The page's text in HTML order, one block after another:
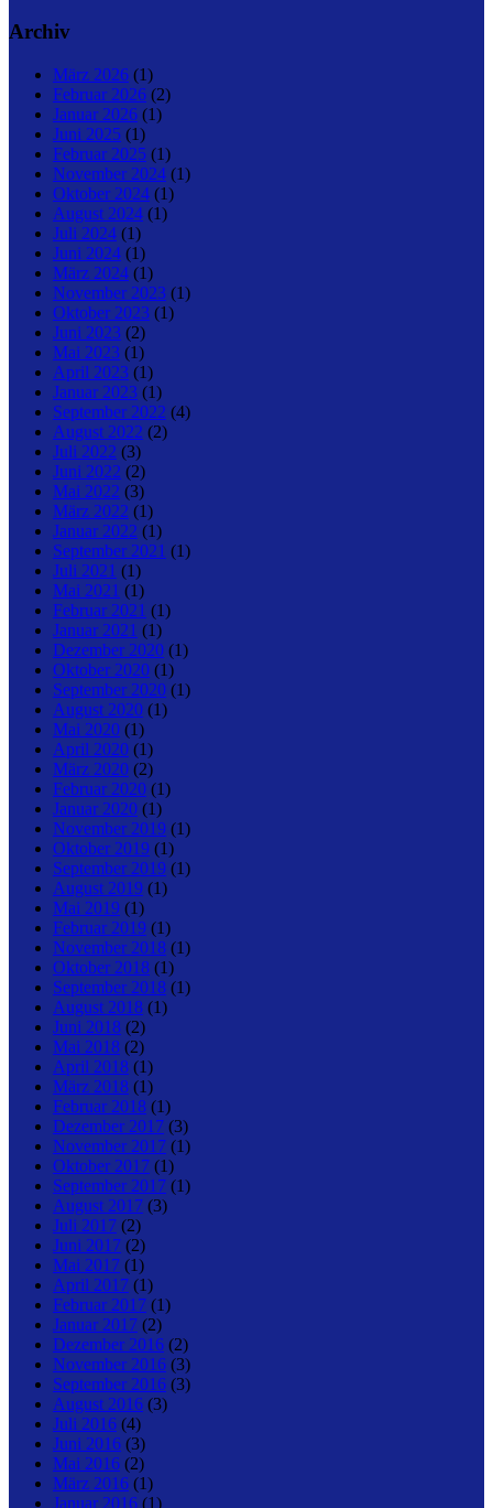
Archiv
März 2026 (1)
Februar 2026 (2)
Januar 2026 (1)
Juni 2025 (1)
Februar 2025 (1)
November 2024 (1)
Oktober 2024 (1)
August 2024 (1)
Juli 2024 (1)
Juni 2024 (1)
März 2024 (1)
November 2023 (1)
Oktober 2023 (1)
Juni 2023 (2)
Mai 2023 (1)
April 2023 (1)
Januar 2023 (1)
September 2022 (4)
August 2022 (2)
Juli 2022 (3)
Juni 2022 (2)
Mai 2022 (3)
März 2022 (1)
Januar 2022 (1)
September 2021 (1)
Juli 2021 (1)
Mai 2021 (1)
Februar 2021 (1)
Januar 2021 (1)
Dezember 2020 (1)
Oktober 2020 (1)
September 2020 (1)
August 2020 (1)
Mai 2020 (1)
April 2020 (1)
März 2020 (2)
Februar 2020 (1)
Januar 2020 (1)
November 2019 (1)
Oktober 2019 (1)
September 2019 (1)
August 2019 (1)
Mai 2019 (1)
Februar 2019 (1)
November 2018 (1)
Oktober 2018 (1)
September 2018 (1)
August 2018 (1)
Juni 2018 (2)
Mai 2018 (2)
April 2018 (1)
März 2018 (1)
Februar 2018 (1)
Dezember 2017 (3)
November 2017 (1)
Oktober 2017 (1)
September 2017 (1)
August 2017 (3)
Juli 2017 (2)
Juni 2017 (2)
Mai 2017 (1)
April 2017 (1)
Februar 2017 (1)
Januar 2017 (2)
Dezember 2016 (2)
November 2016 (3)
September 2016 (3)
August 2016 (3)
Juli 2016 (4)
Juni 2016 (3)
Mai 2016 (2)
März 2016 (1)
Januar 2016 (1)